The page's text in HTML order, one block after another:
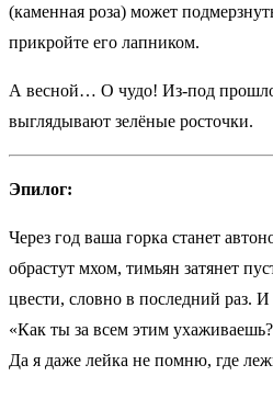
(каменная роза) может
прикройте его лапником.
А весной… О чудо! Из-под
выглядывают зелёные росточки.
Эпилог:
Через год ваша горка станет
обрастут мхом, тимьян затянет
цвести, словно в последний раз. И
«Как ты за всем этим
Да я даже лейка не помню, где